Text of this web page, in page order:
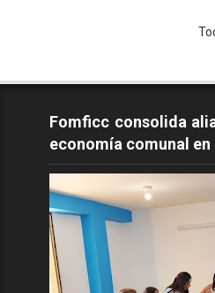
Todos los
Fomficc consolida
economía comunal en